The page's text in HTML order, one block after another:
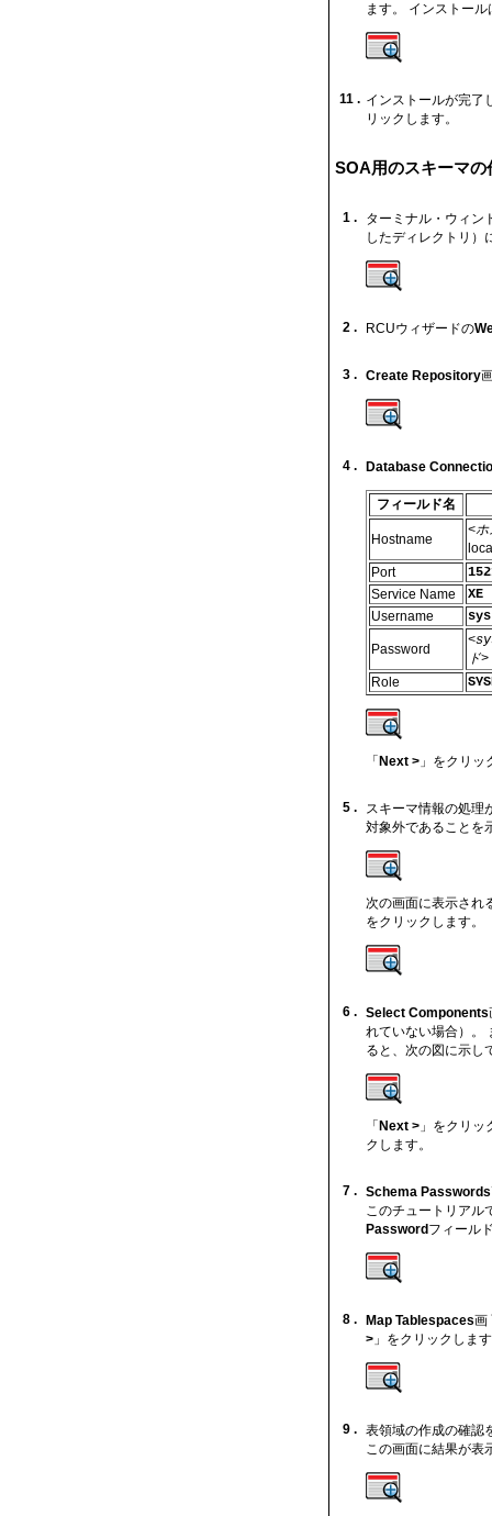
ます。 インストー
11 . インストールが完了
リックします。
SOA用のスキーマの
1 .
ターミナル・ウィン
したディレクトリ）
2 . RCUウィザードの
3 . Create Repository
4 . Database
フィールド名
Hostname
<ホ
Port
Service Name
XE
Username
sys
Password
ド>
Role
「 Next > 」をクリッ
5 .
スキーマ情報の処理
対象外であることを
次の画面に表示され
をクリックします。
6 . Select Components
れていない場合）。
ると、次の図に示し
「 Next > 」をクリ
クします。
7 . Schema Passwords
このチュートリアル
Password フィール
8 . Map Tablespaces画
> 」をクリックしま
9 . 表領域の作成の確認
この画面に結果が表